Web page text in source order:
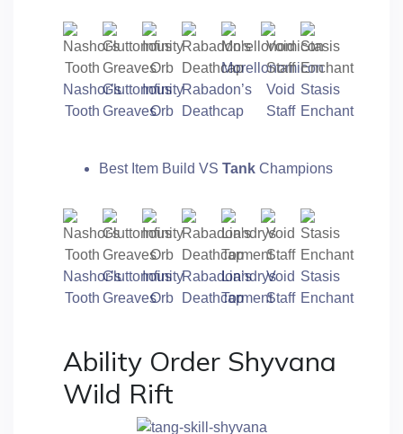
Nashor’s
Tooth
Gluttonous
Greaves
Infinity
Orb
Rabadon’s
Deathcap
Morellonomicon
Void
Staff
Stasis
Enchant
Best Item Build VS Tank Champions
Nashor’s
Tooth
Gluttonous
Greaves
Infinity
Orb
Rabadon’s
Deathcap
Liandrys
Torment
Void
Staff
Stasis
Enchant
Ability Order Shyvana
Wild Rift